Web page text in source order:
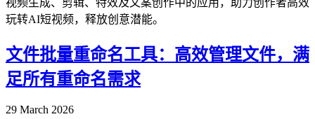
视频生成、剪辑、特效及文案创作中的应用，助力创作者高效
玩转AI短视频，释放创意潜能。
文件批量重命名工具：高效管理文件，满
足所有重命名需求
29 March 2026